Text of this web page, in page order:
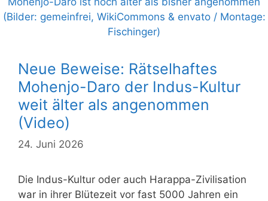
Neue Beweise: Rätselhaftes
Mohenjo-Daro der Indus-Kultur
weit älter als angenommen
(Video)
24. Juni 2026
Die Indus-Kultur oder auch Harappa-Zivilisation
war in ihrer Blütezeit vor fast 5000 Jahren ein